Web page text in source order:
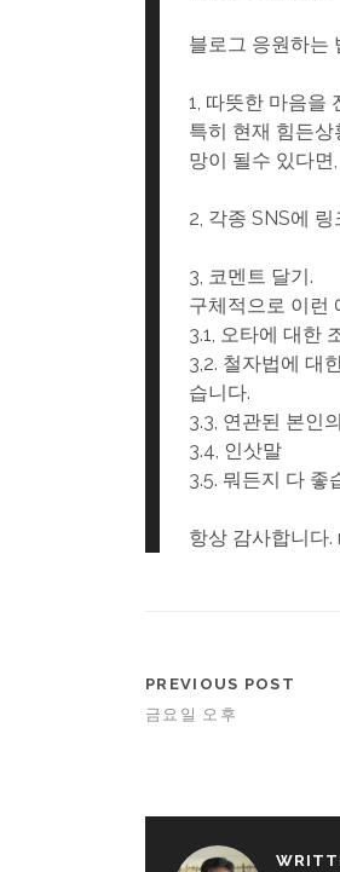
블로그 응원하는
1, 따뜻한 마음을
특히 현재 힘든
망이 될수 있다면
2, 각종 SNS에 링
3, 코멘트 달기.
구체적으로 이런
3.1, 오타에 대한
3,2. 철자법에 대
습니다.
3.3, 연관된 본인
3.4, 인삿말
3.5. 뭐든지 다 좋
항상 감사합니다.
PREVIOUS POST
금요일 오후